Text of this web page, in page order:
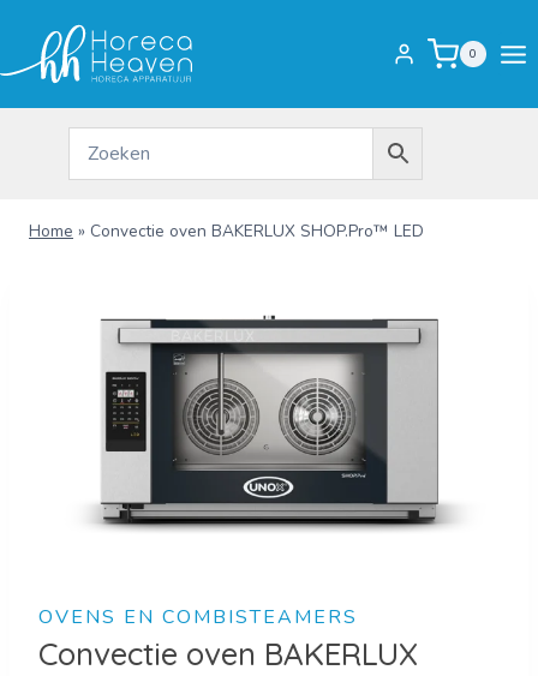
inhoud
0
Home » Convectie oven BAKERLUX SHOP.Pro™ LED
OVENS EN COMBISTEAMERS
Convectie oven BAKERLUX